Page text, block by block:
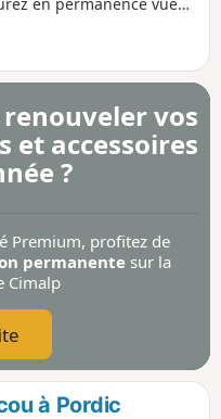
en permanence vue
photos.
renouveler vos
et accessoires
?
Premium, profitez de
permanente sur la
Cimalp
à Pordic